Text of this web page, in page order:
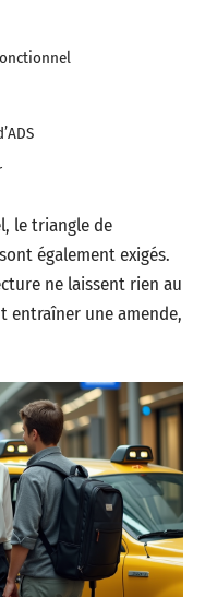
le triangle de
également exigés.
ne laissent rien au
entraîner une amende,